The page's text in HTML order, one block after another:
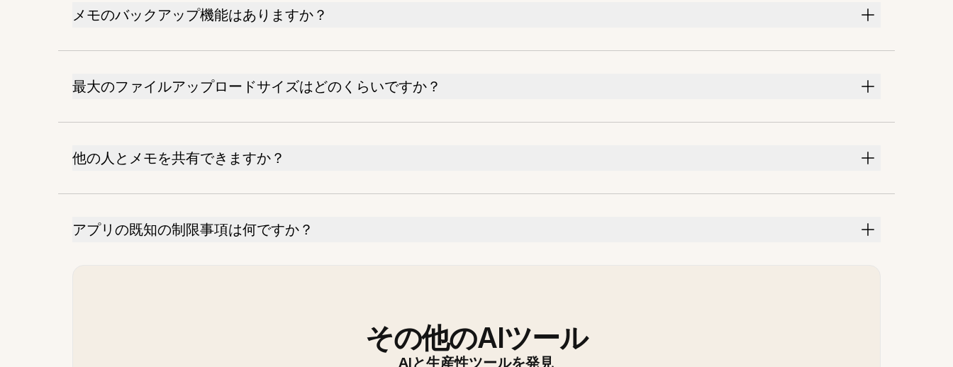
メモのバックアップ機能はありますか？
最大のファイルアップロードサイズはどのくらいですか？
他の人とメモを共有できますか？
アプリの既知の制限事項は何ですか？
その他のAIツール
AIと生産性ツールを発見